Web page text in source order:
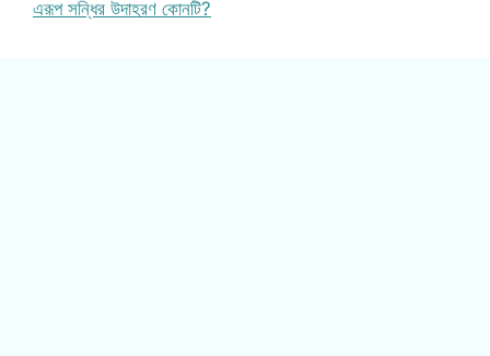
এরূপ সন্ধির উদাহরণ কোনটি?